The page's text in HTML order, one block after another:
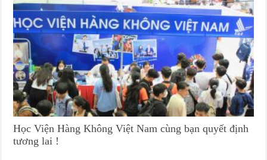
Học Viện Hàng Không Việt Nam cùng bạn quyết định
tương lai !